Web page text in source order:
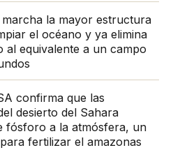
la mayor estructura
el océano y ya elimina
al equivalente a un campo
confirma que las
desierto del Sahara
fósforo a la atmósfera, un
fertilizar el amazonas